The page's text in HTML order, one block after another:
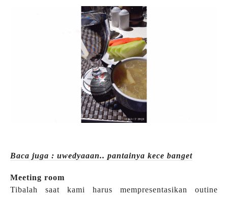
Baca juga : uwedyaaan.. pantainya kece banget
Meeting room
Tibalah saat kami harus mempresentasikan outine